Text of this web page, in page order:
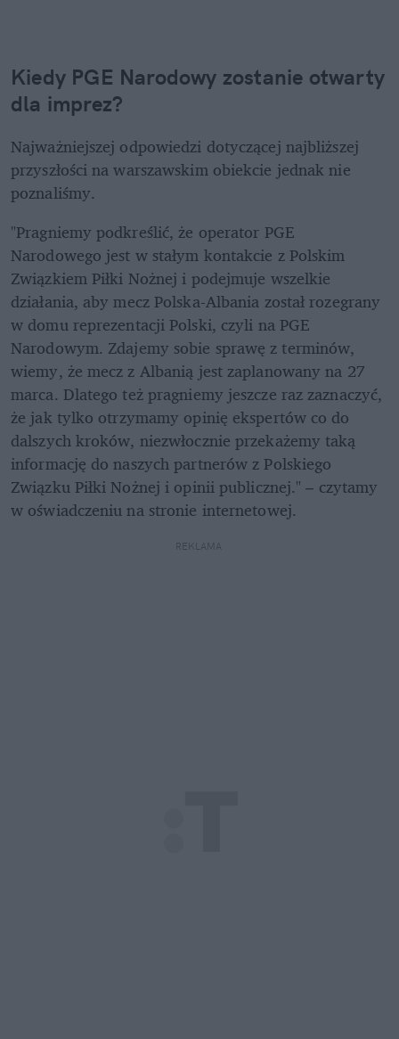
Kiedy PGE Narodowy zostanie otwarty
dla imprez?
Najważniejszej odpowiedzi dotyczącej najbliższej
przyszłości na warszawskim obiekcie jednak nie
poznaliśmy.
"Pragniemy podkreślić, że operator PGE
Narodowego jest w stałym kontakcie z Polskim
Związkiem Piłki Nożnej i podejmuje wszelkie
działania, aby mecz Polska-Albania został rozegrany
w domu reprezentacji Polski, czyli na PGE
Narodowym. Zdajemy sobie sprawę z terminów,
wiemy, że mecz z Albanią jest zaplanowany na 27
marca. Dlatego też pragniemy jeszcze raz zaznaczyć,
że jak tylko otrzymamy opinię ekspertów co do
dalszych kroków, niezwłocznie przekażemy taką
informację do naszych partnerów z Polskiego
Związku Piłki Nożnej i opinii publicznej." – czytamy
w oświadczeniu na stronie internetowej.
REKLAMA